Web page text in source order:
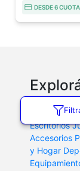
DESDE 6
Máquinas
para
Escritorios
Accesorios
y Hogar